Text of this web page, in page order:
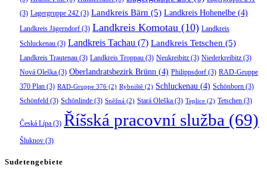
(3) Lagergruppe 242 (3) Landkreis Bärn (5) Landkreis Hohenelbe (4)
Landkreis Jägerndorf (3) Landkreis Komotau (10) Landkreis
Schluckenau (3) Landkreis Tachau (7) Landkreis Tetschen (5)
Landkreis Trautenau (3) Landkreis Troppau (3) Neukreibitz (3) Niederkreibitz (3)
Nová Oleška (3) Oberlandratsbezirk Brünn (4) Philippsdorf (3) RAD-Gruppe
370 Plan (3) RAD-Gruppe 376 (2) Rybniště (2) Schluckenau (4) Schönborn (3)
Schönfeld (3) Schönlinde (3) Sněžná (2) Stará Oleška (3) Teplice (2) Tetschen (3)
Česká Lípa (3) Říšská pracovní služba (69)
Šluknov (3)
Sudetengebiete